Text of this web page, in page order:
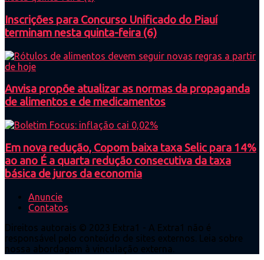
Inscrições para Concurso Unificado do Piauí
terminam nesta quinta-feira (6)
Anvisa propõe atualizar as normas da propaganda
de alimentos e de medicamentos
Em nova redução, Copom baixa taxa Selic para 14%
ao ano É a quarta redução consecutiva da taxa
básica de juros da economia
Anuncie
Contatos
Direitos autorais © 2023 Extra1 - A Extra1 não é
responsável pelo conteúdo de sites externos. Leia sobre
nossa abordagem à vinculação externa.